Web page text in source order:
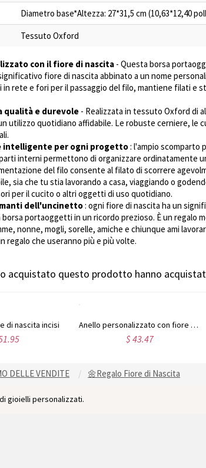
Diametro base*Altezza: 27*31,5 cm (10,63*12,40
Tessuto Oxford
con il fiore di nascita - Questa borsa
fiore di nascita abbinato a un nome
in rete e fori per il passaggio del filo, mantiene filati
qualità e durevole - Realizzata in tessuto Oxford di
utilizzo quotidiano affidabile. Le robuste cerniere,
intelligente per ogni progetto: l'ampio scomparto
interni permettono di organizzare ordinatamente
del filo consente al filato di scorrere
sia che tu stia lavorando a casa, viaggiando o
per il cucito o altri oggetti di uso quotidiano.
dell'uncinetto: ogni fiore di nascita ha un
portaoggetti in un ricordo prezioso. È un regalo
nonne, mogli, sorelle, amiche e chiunque ami
regalo che useranno più e più volte.
acquistato questo prodotto hanno
di nascita incisi Anello personalizzato con fiore della nascita e incisione
$ 43.47
DELLE VENDITE 🌼Regalo Fiore di Nascita
gioielli personalizzati.